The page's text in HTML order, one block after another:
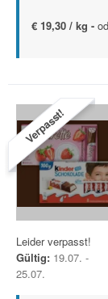
€ 19,30 / kg -
Verpasst!
Leider verpasst!
Gültig: 19.07. -
25.07.